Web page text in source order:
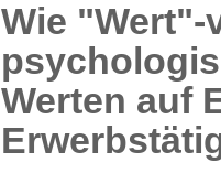
Wie "Wert"-
Werten auf